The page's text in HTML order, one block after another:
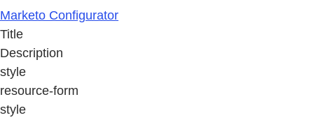
Marketo Configurator
Title
Description
style
resource-form
style